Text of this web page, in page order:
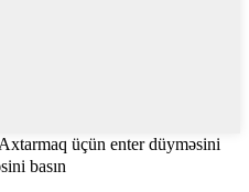
Axtarmaq üçün enter düyməsini
basın